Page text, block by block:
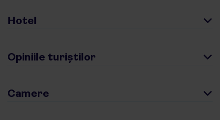
Hotel
Opiniile turiștilor
Camere